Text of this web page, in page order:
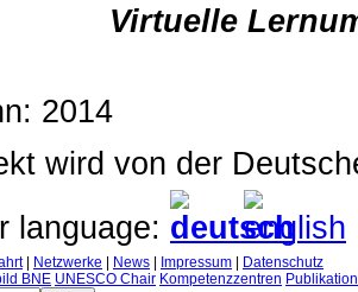
Virtuelle
2014
wird von der
language:
| Netzwerke News Impressum
Datenschutz
BNE UNESCO Chair Kompetenzzentren